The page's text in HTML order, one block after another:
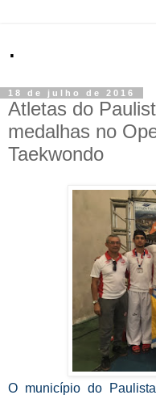
.
18 de julho de 2016
Atletas do
medalhas no
Taekwondo
O município do